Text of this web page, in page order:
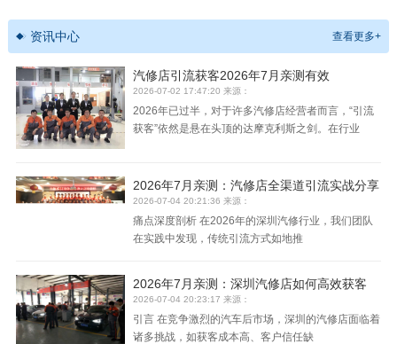
资讯中心 查看更多+
汽修店引流获客2026年7月亲测有效
2026-07-02 17:47:20 来源：
2026年已过半，对于许多汽修店经营者而言，“引流
获客”依然是悬在头顶的达摩克利斯之剑。在行业
2026年7月亲测：汽修店全渠道引流实战分享
2026-07-04 20:21:36 来源：
痛点深度剖析 在2026年的深圳汽修行业，我们团队
在实践中发现，传统引流方式如地推
2026年7月亲测：深圳汽修店如何高效获客
2026-07-04 20:23:17 来源：
引言 在竞争激烈的汽车后市场，深圳的汽修店面临着
诸多挑战，如获客成本高、客户信任缺